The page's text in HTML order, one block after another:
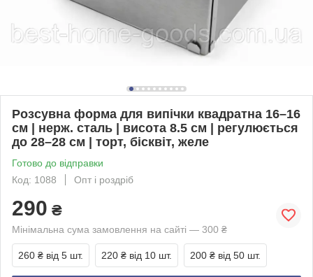
Розсувна форма для випічки квадратна 16–16
см | нерж. сталь | висота 8.5 см | регулюється
до 28–28 см | торт, бісквіт, желе
Готово до відправки
Код: 1088
Опт і роздріб
290 ₴
Мінімальна сума замовлення на сайті — 300 ₴
260 ₴ від 5 шт. 220 ₴ від 10 шт. 200 ₴ від 50 шт.